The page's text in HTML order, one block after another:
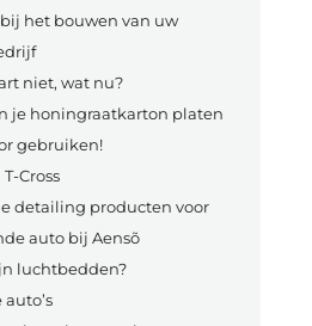
het bouwen van uw
niet, wat nu?
je honingraatkarton platen
gebruiken!
Cross
detailing producten voor
auto bij Aensõ
luchtbedden?